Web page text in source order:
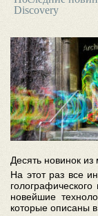
Discovery
Десять новинок
На этот раз все
новейшие
которые описаны